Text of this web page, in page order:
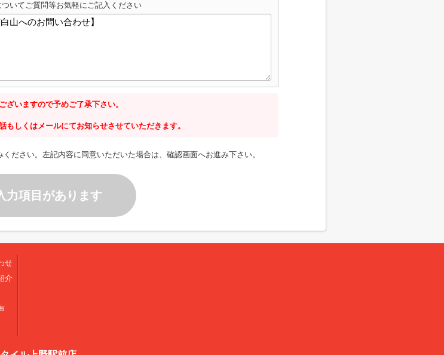
いてご質問等お気軽にご記入ください
いますので予めご了承下さい。
しくはメールにてお知らせさせていただきます。
ください。左記内容に同意いただいた場合は、確認画面へお進み下さい。
力項目があります
せ
介